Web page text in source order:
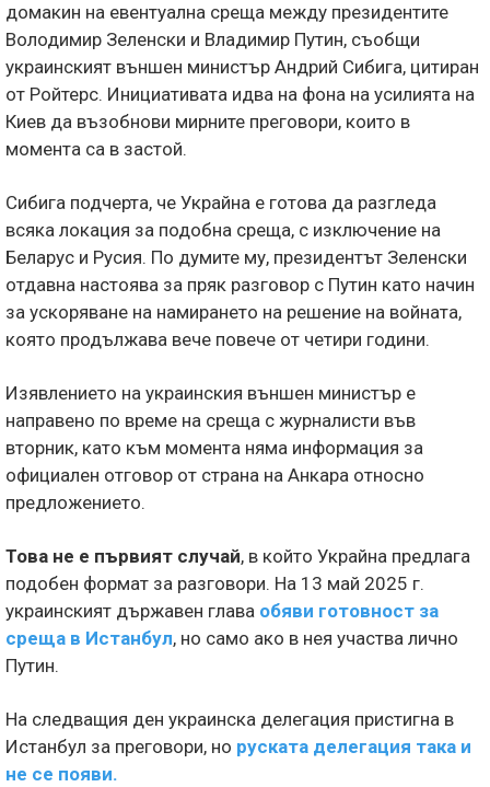
домакин на евентуална среща между президентите
Володимир Зеленски и Владимир Путин, съобщи
украинският външен министър Андрий Сибига, цитиран
от Ройтерс. Инициативата идва на фона на усилията на
Киев да възобнови мирните преговори, които в
момента са в застой.
Сибига подчерта, че Украйна е готова да разгледа
всяка локация за подобна среща, с изключение на
Беларус и Русия. По думите му, президентът Зеленски
отдавна настоява за пряк разговор с Путин като начин
за ускоряване на намирането на решение на войната,
която продължава вече повече от четири години.
Изявлението на украинския външен министър е
направено по време на среща с журналисти във
вторник, като към момента няма информация за
официален отговор от страна на Анкара относно
предложението.
Това не е първият случай, в който Украйна предлага
подобен формат за разговори. На 13 май 2025 г.
украинският държавен глава обяви готовност за
среща в Истанбул, но само ако в нея участва лично
Путин.
На следващия ден украинска делегация пристигна в
Истанбул за преговори, но руската делегация така и
не се появи.